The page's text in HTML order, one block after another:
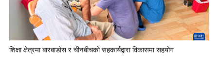
शिक्षा क्षेत्रमा बारबाडोस र चीनबीचको सहकार्यद्वारा विकासमा सहयोग